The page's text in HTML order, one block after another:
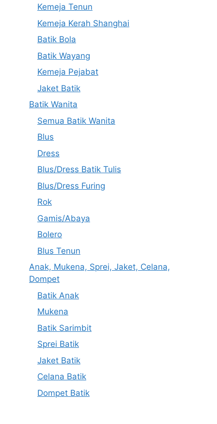
Kemeja Tenun
Kemeja Kerah Shanghai
Batik Bola
Batik Wayang
Kemeja Pejabat
Jaket Batik
Batik Wanita
Semua Batik Wanita
Blus
Dress
Blus/Dress Batik Tulis
Blus/Dress Furing
Rok
Gamis/Abaya
Bolero
Blus Tenun
Anak, Mukena, Sprei, Jaket, Celana,
Dompet
Batik Anak
Mukena
Batik Sarimbit
Sprei Batik
Jaket Batik
Celana Batik
Dompet Batik